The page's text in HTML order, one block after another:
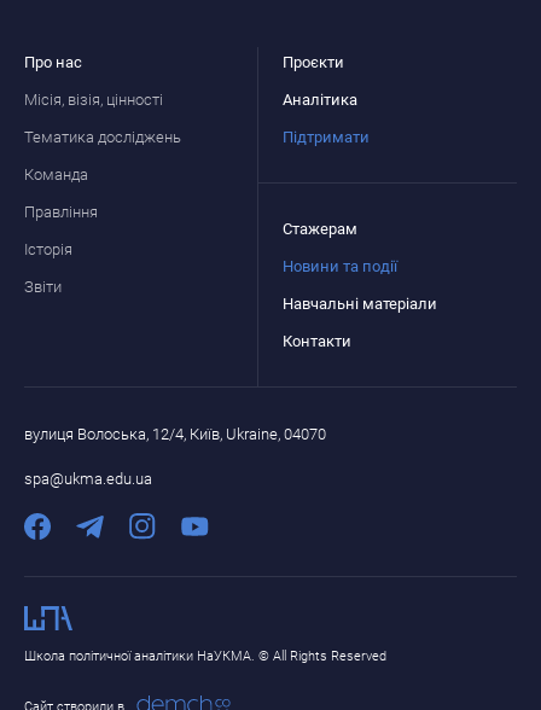
Про нас
Місія, візія, цінності
Тематика досліджень
Команда
Правління
Історія
Звіти
Проєкти
Аналітика
Підтримати
Стажерам
Новини та події
Навчальні матеріали
Контакти
вулиця Волоська, 12/4, Київ, Ukraine, 04070
spa@ukma.edu.ua
Школа політичної аналітики НаУКМА. © All Rights Reserved